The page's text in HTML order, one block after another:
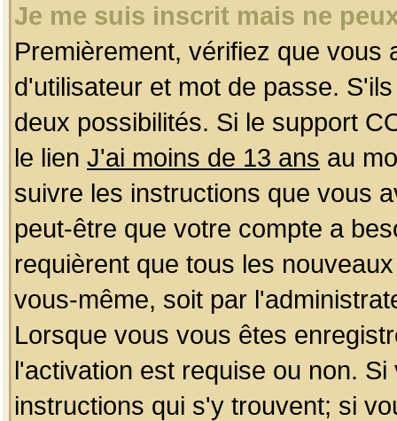
Je me suis inscrit mais ne
Premièrement, vérifiez que
d'utilisateur et mot de passe.
deux possibilités. Si le support
le lien J'ai moins de 13 ans au
suivre les instructions que vous
peut-être que votre compte a
requièrent que tous les
vous-même, soit par
Lorsque vous vous êtes
l'activation est requise ou non.
instructions qui s'y trouvent; si